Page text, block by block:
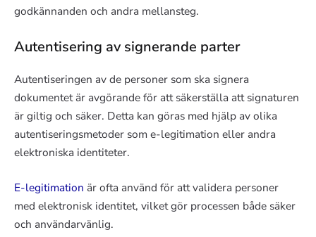
godkännanden och andra mellansteg.
Autentisering av signerande parter
Autentiseringen av de personer som ska signera
dokumentet är avgörande för att säkerställa att signaturen
är giltig och säker. Detta kan göras med hjälp av olika
autentiseringsmetoder som e-legitimation eller andra
elektroniska identiteter.
E-legitimation är ofta använd för att validera personer
med elektronisk identitet, vilket gör processen både säker
och användarvänlig.